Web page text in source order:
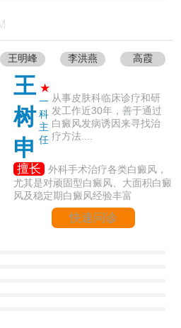
王明峰 李洪燕 高霞
王
树
申
★
一
科
主
任
从事皮肤科临床诊疗和研
发工作近30年，善于通过
白癜风发病诱因来寻找治
疗方法....
擅长
外科手术治疗各类白癜风，
尤其是对顽固型白癜风、大面积白癜
风及稳定期白癜风经验丰富
快速问诊